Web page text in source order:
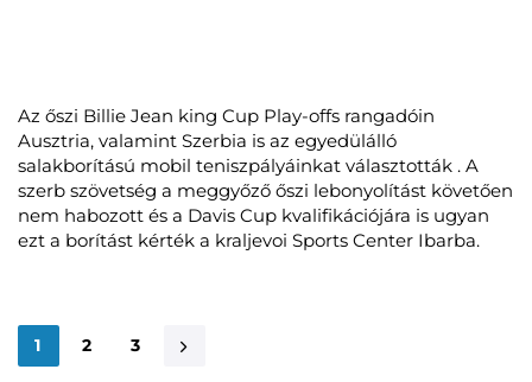
Az őszi Billie Jean king Cup Play-offs rangadóin
Ausztria, valamint Szerbia is az egyedülálló
salakborítású mobil teniszpályáinkat választották . A
szerb szövetség a meggyőző őszi lebonyolítást követően
nem habozott és a Davis Cup kvalifikációjára is ugyan
ezt a borítást kérték a kraljevoi Sports Center Ibarba.
1 2 3